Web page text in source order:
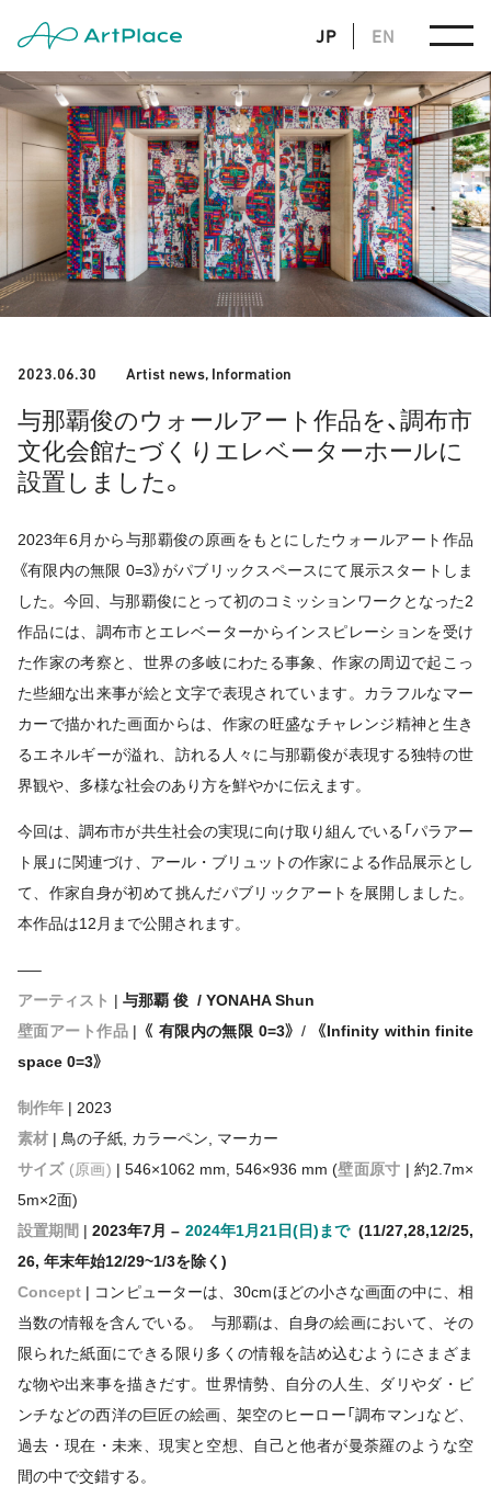
JP EN
2023.06.30 Artist news, Information
与那覇俊のウォールアート作品を、調布市
文化会館たづくりエレベーターホールに
設置しました。
2023年6月から与那覇俊の原画をもとにしたウォールアート作品
《有限内の無限 0=3》がパブリックスペースにて展示スタートしま
した。今回、与那覇俊にとって初のコミッションワークとなった2
作品には、調布市とエレベーターからインスピレーションを受け
た作家の考察と、世界の多岐にわたる事象、作家の周辺で起こっ
た些細な出来事が絵と文字で表現されています。カラフルなマー
カーで描かれた画面からは、作家の旺盛なチャレンジ精神と生き
るエネルギーが溢れ、訪れる人々に与那覇俊が表現する独特の世
界観や、多様な社会のあり方を鮮やかに伝えます。
今回は、調布市が共生社会の実現に向け取り組んでいる「パラアー
ト展」に関連づけ、アール・ブリュットの作家による作品展示とし
て、作家自身が初めて挑んだパブリックアートを展開しました。
本作品は12月まで公開されます。
—–
アーティスト | 与那覇 俊 / YONAHA Shun
壁面アート作品| 《 有限内の無限 0=3》 /
《Infinity within finite
space 0=3》
制作年 | 2023
素材 | 鳥の子紙, カラーペン, マーカー
サイズ(原画) | 546×1062 mm, 546×936 mm (壁面原寸 | 約2.7m×
5m×2面)
設置期間 |2023年7月 – 2024年1月21日(日)まで(11/27,28,12/25,
26, 年末年始12/29~1/3を除く)
Concept | コンピューターは、30cmほどの小さな画面の中に、相
当数の情報を含んでいる。 与那覇は、自身の絵画において、その
限られた紙面にできる限り多くの情報を詰め込むようにさまざま
な物や出来事を描きだす。世界情勢、自分の人生、ダリやダ・ビ
ンチなどの西洋の巨匠の絵画、架空のヒーロー「調布マン」など、
過去・現在・未来、現実と空想、自己と他者が曼荼羅のような空
間の中で交錯する。